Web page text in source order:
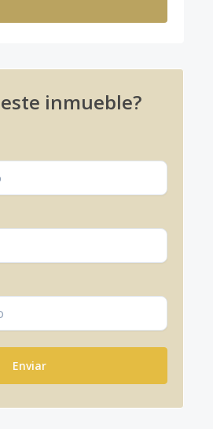
inmueble?
Enviar